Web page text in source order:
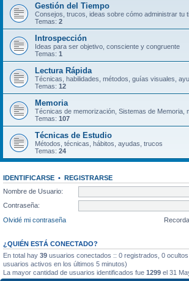
Gestión del Tiempo
Consejos, trucos, ideas sobre cómo administrar tu
Temas: 2
Introspección
Ideas para ser objetivo, consciente y congruente
Temas: 1
Lectura Rápida
Técnicas, habilidades, métodos, guías visuales,
Temas: 12
Memoria
Técnicas de memorización, Sistemas de Memoria,
Temas: 107
Técnicas de Estudio
Métodos, técnicas, hábitos, ayudas, trucos
Temas: 24
IDENTIFICARSE • REGISTRARSE
Nombre de Usuario:
Contraseña:
Olvidé mi contraseña
¿QUIÉN ESTÁ CONECTADO?
En total hay 39 usuarios conectados :: 0 registrados, 0
usuarios activos en los últimos 5 minutos)
La mayor cantidad de usuarios identificados fue 1299 el 31